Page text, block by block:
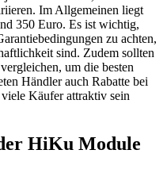
Im Allgemeinen liegt
350 Euro. Es ist wichtig,
zu achten,
sind. Zudem sollten
um die besten
Händler auch Rabatte bei
Käufer attraktiv sein
HiKu Module